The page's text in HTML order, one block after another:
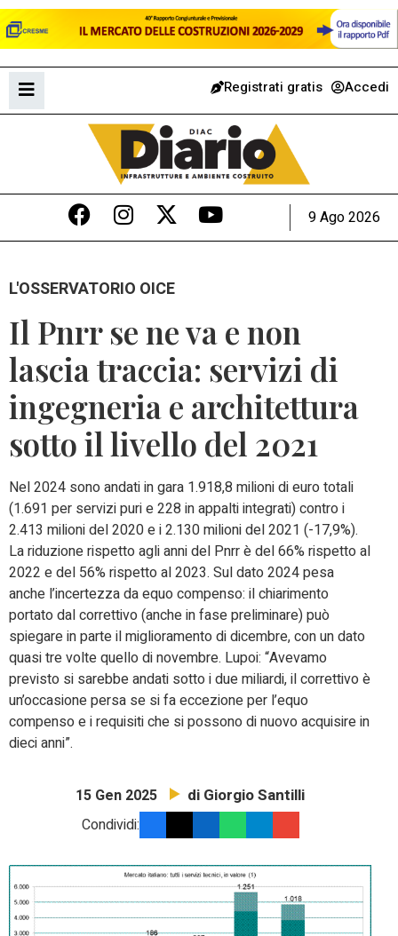
Registrati gratis Accedi
9 Ago 2026
L'OSSERVATORIO OICE
Il Pnrr se ne va e non
lascia traccia: servizi di
ingegneria e architettura
sotto il livello del 2021
Nel 2024 sono andati in gara 1.918,8 milioni di euro totali
(1.691 per servizi puri e 228 in appalti integrati) contro i
2.413 milioni del 2020 e i 2.130 milioni del 2021 (-17,9%).
La riduzione rispetto agli anni del Pnrr è del 66% rispetto al
2022 e del 56% rispetto al 2023. Sul dato 2024 pesa
anche l’incertezza da equo compenso: il chiarimento
portato dal correttivo (anche in fase preliminare) può
spiegare in parte il miglioramento di dicembre, con un dato
quasi tre volte quello di novembre. Lupoi: “Avevamo
previsto si sarebbe andati sotto i due miliardi, il correttivo è
un’occasione persa se si fa eccezione per l’equo
compenso e i requisiti che si possono di nuovo acquisire in
dieci anni”.
15 Gen 2025 di Giorgio Santilli
Condividi: